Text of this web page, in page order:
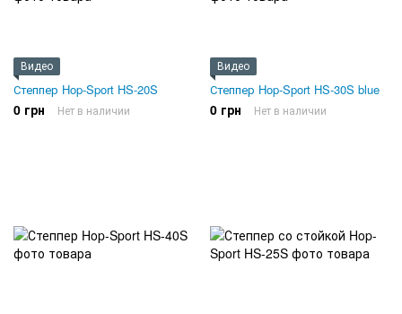
Видео
Степпер Hop-Sport HS-20S
0 грн Нет в наличии
Видео
Степпер Hop-Sport HS-30S blue
0 грн Нет в наличии